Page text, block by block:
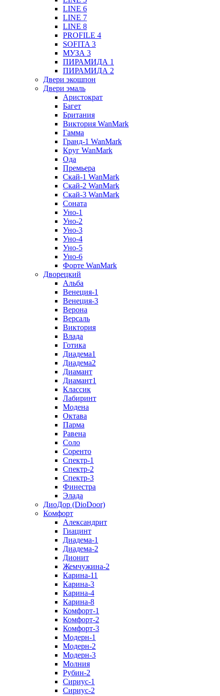
LINE 6
LINE 7
LINE 8
PROFILE 4
SOFITA 3
МУЗА 3
ПИРАМИДА 1
ПИРАМИДА 2
Двери экошпон
Двери эмаль
Аристократ
Багет
Британия
Виктория WanMark
Гамма
Гранд-1 WanMark
Круг WanMark
Ода
Премьера
Скай-1 WanMark
Скай-2 WanMark
Скай-3 WanMark
Соната
Уно-1
Уно-2
Уно-3
Уно-4
Уно-5
Уно-6
Форте WanMark
Дворецкий
Альба
Венеция-1
Венеция-3
Верона
Версаль
Виктория
Влада
Готика
Диадема1
Диадема2
Диамант
Диамант1
Классик
Лабиринт
Модена
Октава
Парма
Равена
Соло
Соренто
Спектр-1
Спектр-2
Спектр-3
Финестра
Элада
ДиоДор (DioDoor)
Комфорт
Алекcандрит
Гиацинт
Диадема-1
Диадема-2
Дионит
Жемчужина-2
Карина-11
Карина-3
Карина-4
Карина-8
Комфорт-1
Комфорт-2
Комфорт-3
Модерн-1
Модерн-2
Модерн-3
Молния
Рубин-2
Сириус-1
Сириус-2